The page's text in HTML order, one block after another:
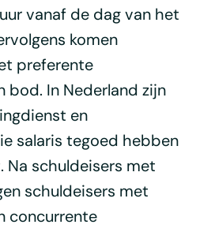
vanaf de dag van het
komen
preferente
bod. In Nederland zijn
en
salaris tegoed hebben
Na schuldeisers met
schuldeisers met
concurrente